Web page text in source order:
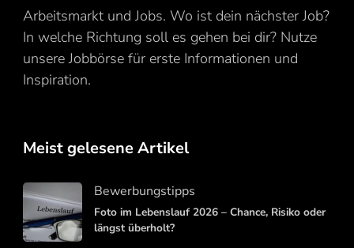
Arbeitsmarkt und Jobs. Wo ist dein nächster Job?
In welche Richtung soll es gehen bei dir? Nutze
unsere Jobbörse für erste Informationen und
Inspiration.
Meist gelesene Artikel
Bewerbungstipps
Foto im Lebenslauf 2026 – Chance, Risiko oder
längst überholt?